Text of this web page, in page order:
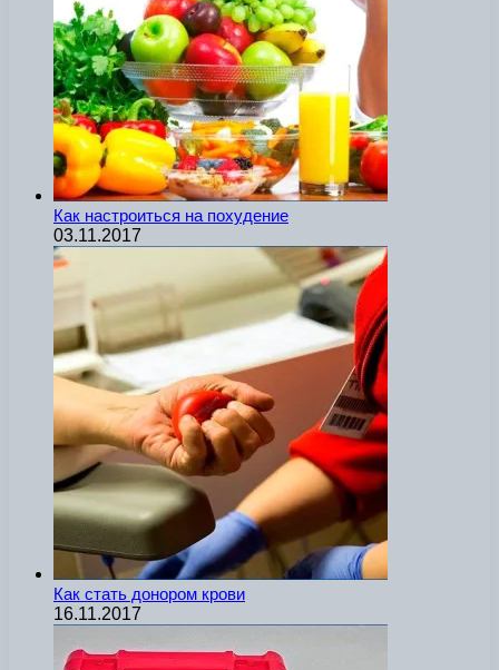
Как настроиться на похудение
03.11.2017
Как стать донором крови
16.11.2017